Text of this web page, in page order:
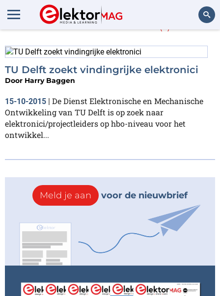
Meer over
TU Delft zoekt vindingrijke elektronici
Door Harry Baggen
15-10-2015 | De Dienst Elektronische en Mechanische
Ontwikkeling van TU Delft is op zoek naar
elektronici/projectleiders op hbo-niveau voor het
ontwikkel...
Meld je aan voor de nieuwbrief